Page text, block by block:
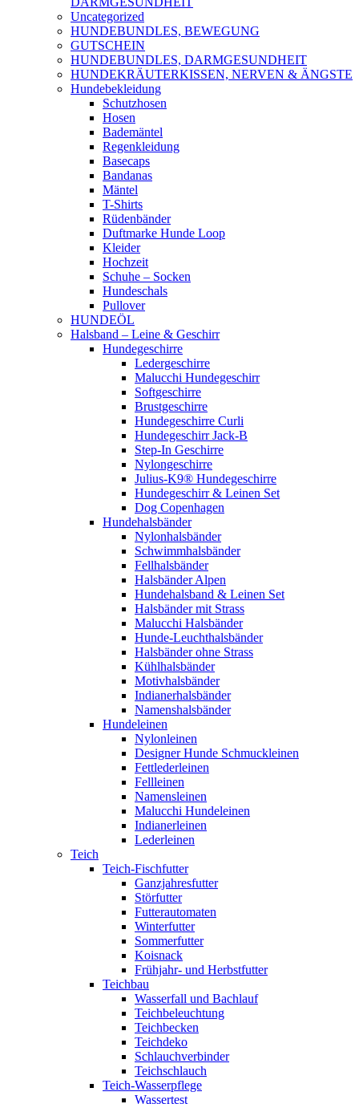
Uncategorized
HUNDEBUNDLES, BEWEGUNG
GUTSCHEIN
HUNDEBUNDLES, DARMGESUNDHEIT
HUNDEKRÄUTERKISSEN, NERVEN & ÄNGSTE
Hundebekleidung
Schutzhosen
Hosen
Bademäntel
Regenkleidung
Basecaps
Bandanas
Mäntel
T-Shirts
Rüdenbänder
Duftmarke Hunde Loop
Kleider
Hochzeit
Schuhe – Socken
Hundeschals
Pullover
HUNDEÖL
Halsband – Leine & Geschirr
Hundegeschirre
Ledergeschirre
Malucchi Hundegeschirr
Softgeschirre
Brustgeschirre
Hundegeschirre Curli
Hundegeschirr Jack-B
Step-In Geschirre
Nylongeschirre
Julius-K9® Hundegeschirre
Hundegeschirr & Leinen Set
Dog Copenhagen
Hundehalsbänder
Nylonhalsbänder
Schwimmhalsbänder
Fellhalsbänder
Halsbänder Alpen
Hundehalsband & Leinen Set
Halsbänder mit Strass
Malucchi Halsbänder
Hunde-Leuchthalsbänder
Halsbänder ohne Strass
Kühlhalsbänder
Motivhalsbänder
Indianerhalsbänder
Namenshalsbänder
Hundeleinen
Nylonleinen
Designer Hunde Schmuckleinen
Fettlederleinen
Fellleinen
Namensleinen
Malucchi Hundeleinen
Indianerleinen
Lederleinen
Teich
Teich-Fischfutter
Ganzjahresfutter
Störfutter
Futterautomaten
Winterfutter
Sommerfutter
Koisnack
Frühjahr- und Herbstfutter
Teichbau
Wasserfall und Bachlauf
Teichbeleuchtung
Teichbecken
Teichdeko
Schlauchverbinder
Teichschlauch
Teich-Wasserpflege
Wassertest